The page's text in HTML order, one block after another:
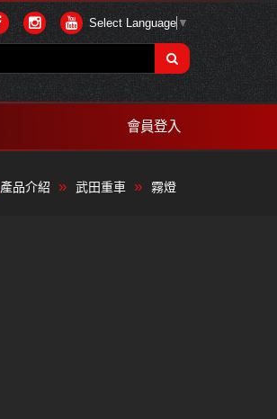
Select Language ▼
會員登入
產品介紹 武田重車 霧燈